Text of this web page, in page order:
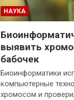
НАУКА
выявить
бабочек
Биоинформатики
компьютерные
хромосом и